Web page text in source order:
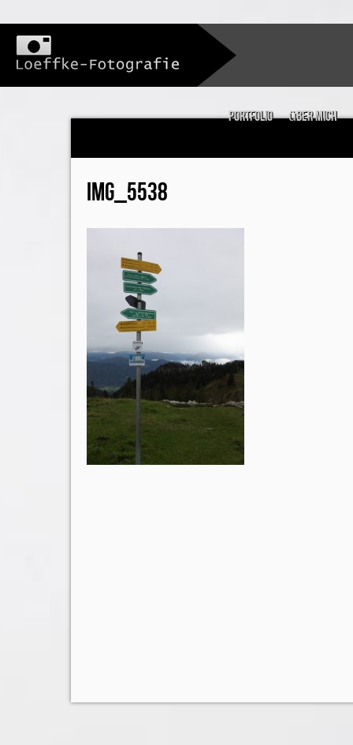
Portfolio über mich
IMG_5538